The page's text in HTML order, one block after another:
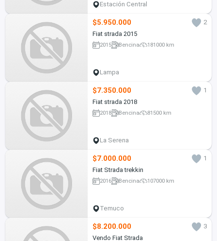
Estación Central
$5.950.000
2
Fiat strada 2015
2015 Bencina 181000 km
Lampa
$7.350.000
1
Fiat strada 2018
2018 Bencina 81500 km
La Serena
$7.000.000
1
Fiat Strada trekkin
2016 Bencina 107000 km
Temuco
$8.200.000
3
Vendo Fiat Strada